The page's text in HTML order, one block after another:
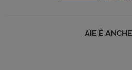
AIE È ANCHE